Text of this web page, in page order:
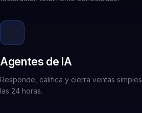
Agentes de IA
Responde, califica y cierra ventas simples
las 24 horas.